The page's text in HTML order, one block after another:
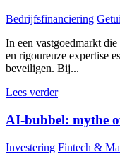
Bedrijfsfinanciering
In een vastgoedmarkt
en rigoureuze expertise
beveiligen. Bij...
Lees verder
AI-bubbel: mythe
Investering Fintech &